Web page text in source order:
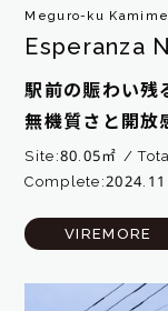
Meguro-ku
Esperanza
駅前の賑わい残
無機質さと開放
Site:80.05㎡
Complete:2024.11
VIREMORE